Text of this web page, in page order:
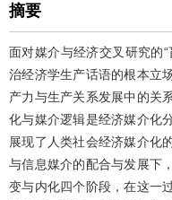
摘要
面对媒介与经济交叉研究的
治经济学生产话语的根本立
产力与生产关系发展中的关
化与媒介逻辑是经济媒介化
展现了人类社会经济媒介化
与信息媒介的配合与发展下
变与内化四个阶段，在这一